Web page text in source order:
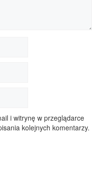
i witrynę w przeglądarce
kolejnych komentarzy.